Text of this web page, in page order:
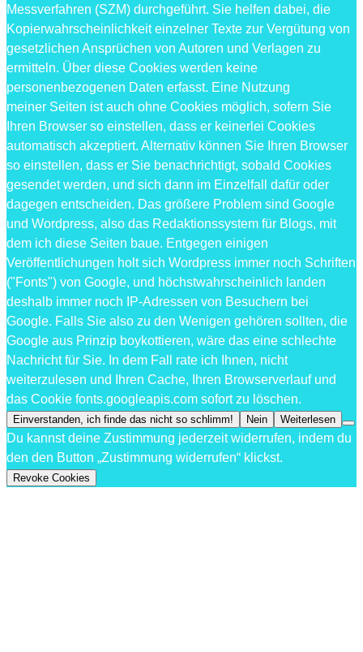
Messverfahren (SZM) durchgeführt. Sie helfen dabei, die
Kopierwahrscheinlichkeit einzelner Texte zur Vergütung von
gesetzlichen Ansprüchen von Autoren und Verlagen zu
ermitteln. Über diese Cookies werden keine
personenbezogenen Daten erfasst. Eine Nutzung
meiner Seiten ist auch ohne Cookies möglich, sofern Sie
Ihren Browser so einstellen, dass er keinerlei Cookies
automatisch akzeptiert. Alternativ können Sie Ihren Browser
so einstellen, dass er Sie benachrichtigt, sobald Cookies
gesendet werden, und sich dann im Einzelfall dafür oder
dagegen entscheiden. Das größere Problem sind Google
und Wordpress, also das Redaktionssystem für Blogs, mit
dem ich diese Seiten baue. Entgegen einigen
Veröffentlichungen holt sich Wordpress immer noch Schriften
("Fonts") von Google, und höchstwahrscheinlich landen
deshalb immer noch IP-Adressen von Besuchern bei
Google. Falls Sie also zu den Wenigen gehören sollten, die
Google aus Prinzip boykottieren, wäre das eine schlechte
Nachricht für Sie. In dem Fall rate ich Ihnen, nicht
weiterzulesen und Ihren Cache, Ihren Browserverlauf und
das Cookie fonts.googleapis.com sofort zu löschen.
Einverstanden, ich finde das nicht so schlimm! Nein Weiterlesen
Du kannst deine Zustimmung jederzeit widerrufen, indem du
den den Button „Zustimmung widerrufen“ klickst.
Revoke Cookies